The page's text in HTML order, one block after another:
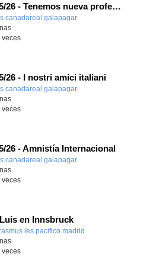
Podcast 25/26 - Tenemos nueva profesora de Griego ¿Conoces a María Eugenia?
canadareal galapagar-
veces
26 - I nostri amici italiani
canadareal galapagar-
veces
26 - Amnistía Internacional
canadareal galapagar-
veces
en Innsbruck
ies pacifico madrid
veces